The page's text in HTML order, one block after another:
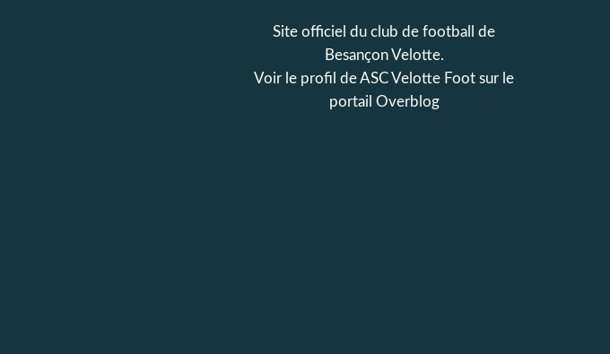
Site officiel du club de football de
Besançon Velotte.
Voir le profil deASC Velotte Foot sur le
portail Overblog